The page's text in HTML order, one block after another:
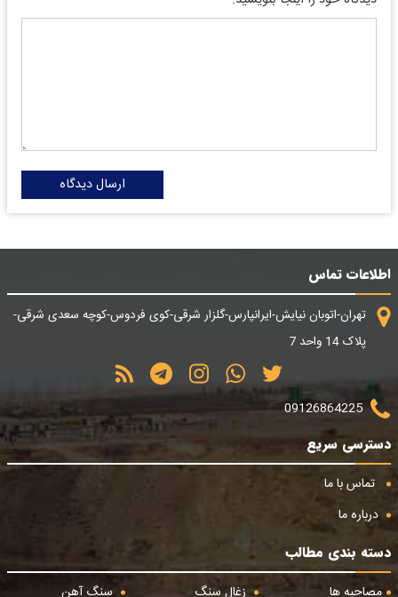
ارسال دیدگاه
اطلاعات تماس
تهران-اتوبان نیایش-ایرانپارس-گلزار شرقی-کوی فردوس-کوچه سعدی شرقی-
پلاک 14 واحد 7
09126864225
دسترسی سریع
تماس با ما
درباره ما
دسته بندی مطالب
مصاحبه ها
زغال سنگ سنگ آهن